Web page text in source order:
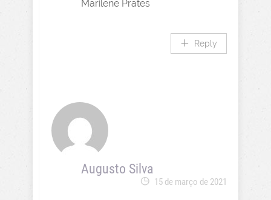
Marilene Prates
Reply
Augusto Silva
15 de março de 2021